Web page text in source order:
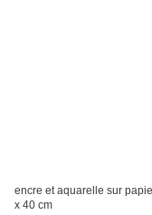
encre et aquarelle sur
x 40 cm